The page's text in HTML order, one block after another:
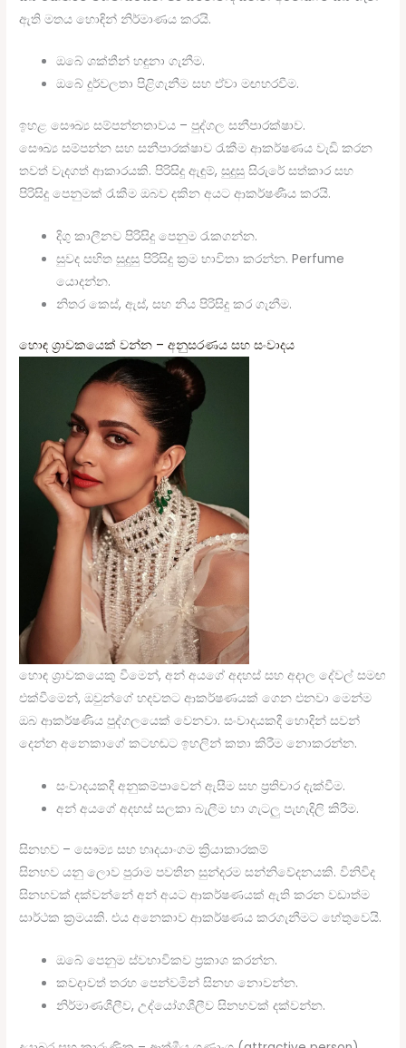
ඇති මතය හොඳින් නිර්මාණය කරයි.
ඔබේ ශක්තීන් හඳුනා ගැනීම.
ඔබේ දුර්වලතා පිළිගැනීම සහ ඒවා මඟහරවීම.
ඉහළ සෞඛ්‍ය සම්පන්නතාවය – පුද්ගල සනීපාරක්ෂාව.
සෞඛ්‍ය සම්පන්න සහ සනීපාරක්ෂාව රැකීම ආකර්ෂණය වැඩි කරන
තවත් වැදගත් ආකාරයකි. පිරිසිදු ඇඳුම්, සුදුසු සිරුරේ සත්කාර සහ
පිරිසිදු පෙනුමක් රැකීම ඔබව දකින අයට ආකර්ෂණීය කරයි.
දිගු කාලීනව පිරිසිදු පෙනුම රැකගන්න.
සුවද සහිත සුදුසු පිරිසිදු ක්‍රම භාවිතා කරන්න. Perfume
යොදන්න.
නිතර කෙස්, ඇස්, සහ නිය පිරිසිදු කර ගැනීම.
හොඳ ශ්‍රාවකයෙක් වන්න – අනුසරණය සහ සංවාදය
හොඳ ශ්‍රාවකයෙකු වීමෙන්, අන් අයගේ අදහස් සහ අදාල දේවල් සමඟ
එක්වීමෙන්, ඔවුන්ගේ හදවතට ආකර්ෂණයක් ගෙන එනවා මෙන්ම
ඔබ ආකර්ෂණිය පුද්ගලයෙක් වෙනවා. සංවාදයකදී හොදින් සවන්
දෙන්න අනෙකාගේ කටහඬට ඉහලින් කතා කිරීම නොකරන්න.
සංවාදයකදී අනුකම්පාවෙන් ඇසීම සහ ප්‍රතිචාර දැක්වීම.
අන් අයගේ අදහස් සලකා බැලීම හා ගැටලු පැහැදිලි කිරීම.
සිනහව – සෞම්‍ය සහ හෘදයාංගම ක්‍රියාකාරකම්
සිනහව යනු ලොව පුරාම පවතින සුන්දරම සන්නිවේදනයකි. විනිවිද
සිනහවක් දක්වන්නේ අන් අයට ආකර්ෂණයක් ඇති කරන වඩාත්ම
සාර්ථක ක්‍රමයකි. එය අනෙකාව ආකර්ෂණය කරගැනීමට හේතුවෙයි.
ඔබේ පෙනුම ස්වභාවිකව ප්‍රකාශ කරන්න.
කවදාවත් තරහ පෙන්වමින් සිනහ නොවන්න.
නිර්මාණශීලීව, උද්යෝගශීලීව සිනහවක් දක්වන්න.